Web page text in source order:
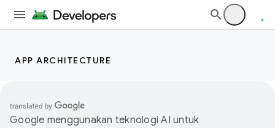
APP ARCHITECTURE
Google menggunakan teknologi AI untuk